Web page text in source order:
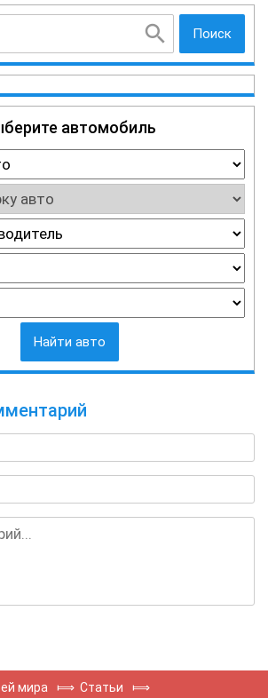
Поиск
автомобиль
Найти авто
мира ⟾ Статьи ⟾